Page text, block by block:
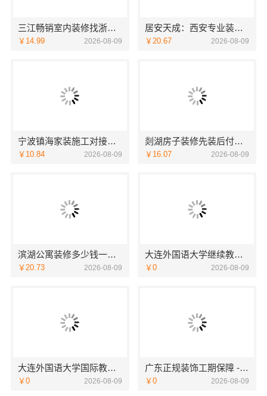
三江畅销室内装修找浙江宜美嘉装饰有保障
￥14.99 2026-08-09
居安天成：西安专业装修平层，免费量房服务
￥20.67 2026-08-09
宁波镇海家装施工对接渠道宁波雅美和居建材科技有限公司
￥10.84 2026-08-09
剡湖房子装修先装后付，浙江宜美嘉装饰工程有限公司让您无忧
￥16.07 2026-08-09
滨湖公寓装修多少钱一平？无锡亿莱居装饰工程材料有限公司透明报价
￥20.73 2026-08-09
大连外国语大学继续教育学院有哪些专业招生咨询
￥0 2026-08-09
大连外国语大学国际教育学院学院简介线上报名
￥0 2026-08-09
广东正规装饰工期保障 - 广东鼎饰空间装饰工程有限公司
￥0 2026-08-09